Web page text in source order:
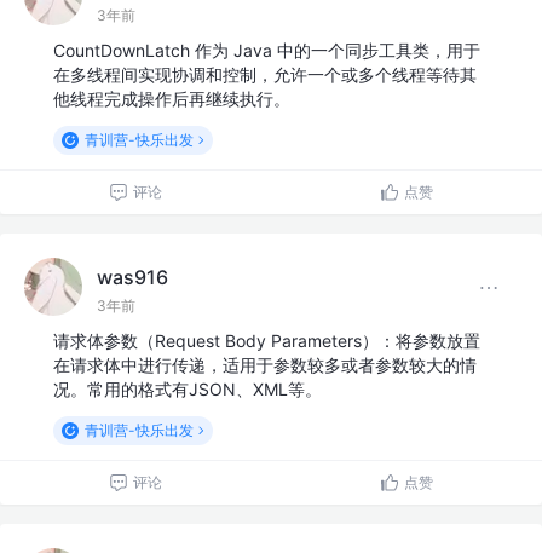
3年前
CountDownLatch 作为 Java 中的一个同步工具类，用于
在多线程间实现协调和控制，允许一个或多个线程等待其
他线程完成操作后再继续执行。
青训营-快乐出发
评论 点赞
was916
3年前
请求体参数（Request Body Parameters）：将参数放置
在请求体中进行传递，适用于参数较多或者参数较大的情
况。常用的格式有JSON、XML等。
青训营-快乐出发
评论 点赞